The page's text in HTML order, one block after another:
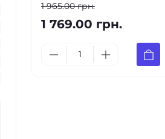
1 965.00 грн.
1 769.00 грн.